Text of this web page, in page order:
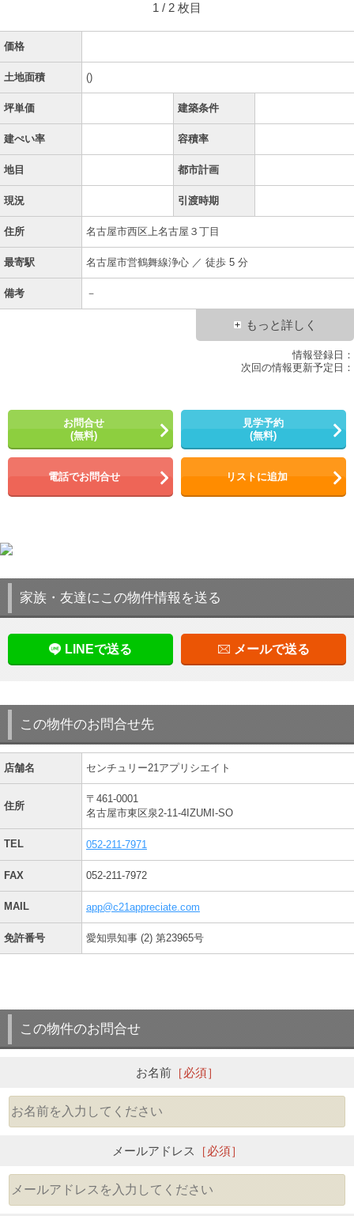
1 / 2 枚目
価格
土地面積 ()
坪単価 建築条件
建ぺい率 容積率
地目 都市計画
現況 引渡時期
住所 名古屋市西区上名古屋３丁目
最寄駅 名古屋市営鶴舞線浄心 ／ 徒歩 5 分
備考 －
もっと詳しく
情報登録日：
次回の情報更新予定日：
お問合せ
(無料)
見学予約
(無料)
電話でお問合せ リストに追加
家族・友達にこの物件情報を送る
LINEで送る メールで送る
この物件のお問合せ先
店舗名 センチュリー21アプリシエイト
住所
〒461-0001
名古屋市東区泉2-11-4IZUMI-SO
TEL 052-211-7971
FAX 052-211-7972
MAIL app@c21appreciate.com
免許番号 愛知県知事 (2) 第23965号
この物件のお問合せ
お名前［必須］
メールアドレス ［必須］